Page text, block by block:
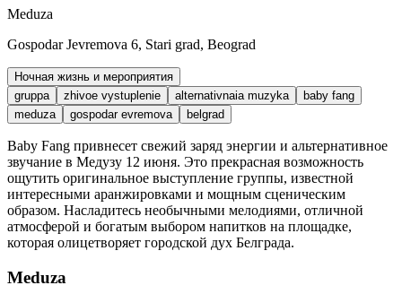
Meduza
Gospodar Jevremova 6, Stari grad, Beograd
Ночная жизнь и мероприятия
gruppa
zhivoe vystuplenie alternativnaia muzyka
baby fang
meduza
gospodar evremova belgrad
Baby Fang привнесет свежий заряд энергии и альтернативное
звучание в Медузу 12 июня. Это прекрасная возможность
ощутить оригинальное выступление группы, известной
интересными аранжировками и мощным сценическим
образом. Насладитесь необычными мелодиями, отличной
атмосферой и богатым выбором напитков на площадке,
которая олицетворяет городской дух Белграда.
Meduza